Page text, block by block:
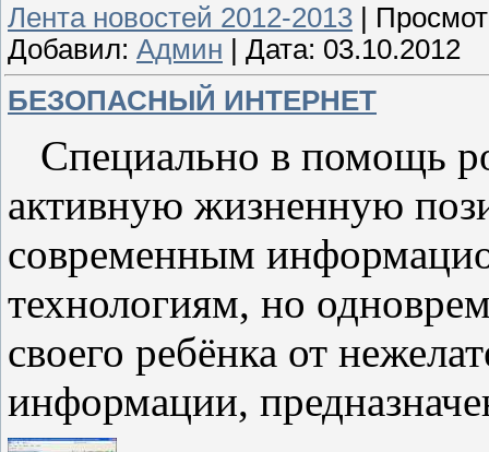
Лента новостей 2012-2013 |
Добавил: Админ | Дата: 03.10.2012
БЕЗОПАСНЫЙ ИНТЕРНЕТ
Специально в помощь
активную жизненную
современным
технологиям, но
своего ребёнка от
информации,